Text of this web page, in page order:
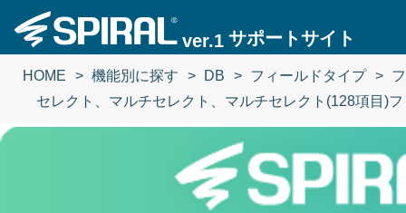
ver.1 サポートサイト
HOME 機能別に探す DB フィールドタイプ
セレクト、マルチセレクト、マルチセレクト(128項目)